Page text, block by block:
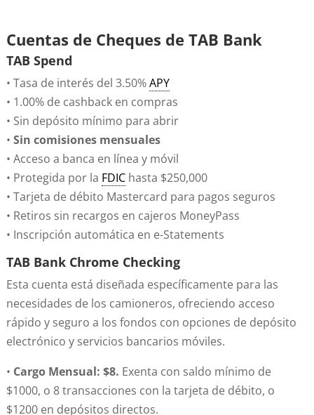
​Cuentas de Cheques de TAB Bank
TAB Spend
• Tasa de interés del 3.50%APY
• 1.00% de cashback en compras
• Sin depósito mínimo para abrir
• Sin comisiones mensuales
• Acceso a banca en línea y móvil
• Protegida por la FDIChasta $250,000
• Tarjeta de débito Mastercard para pagos seguros
• Retiros sin recargos en cajeros MoneyPass
• Inscripción automática en e-Statements
TAB Bank Chrome Checking
Esta cuenta está diseñada específicamente para las
necesidades de los camioneros, ofreciendo acceso
rápido y seguro a los fondos con opciones de depósito
electrónico y servicios bancarios móviles.
• Cargo Mensual: $8. Exenta con saldo mínimo de
$1000, o 8 transacciones con la tarjeta de débito, o
$1200 en depósitos directos.